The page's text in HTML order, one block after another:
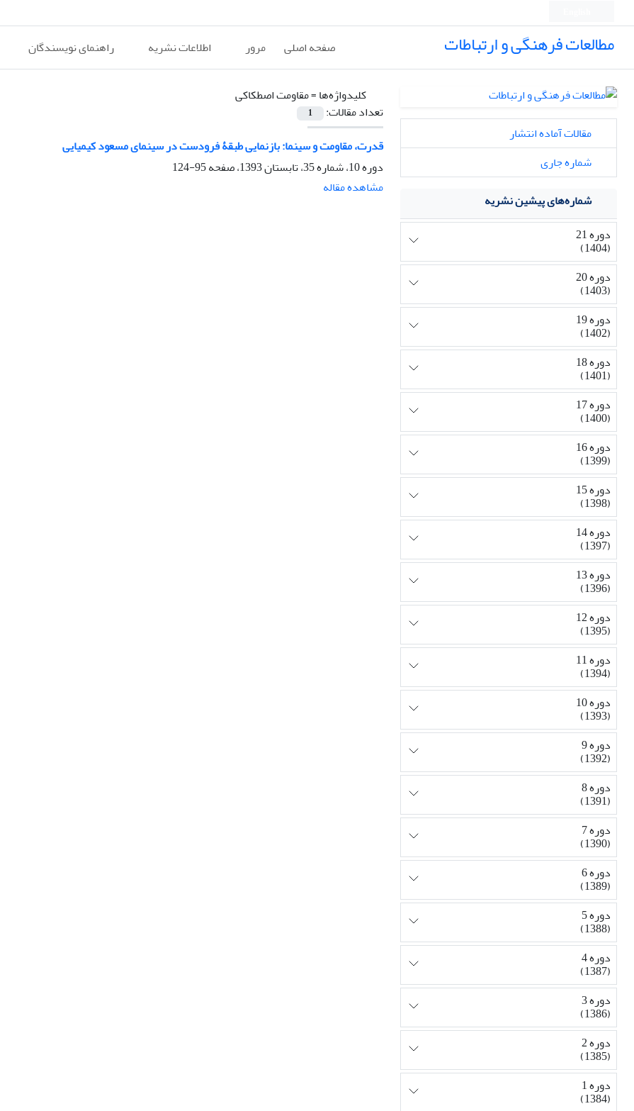
مطالعات فرهنگی و ارتباطات صفحه اصلی مرور اطلاعات نشریه راهنمای نویسندگان
کلیدواژه‌ها =مقاومت اصطکاکی
تعداد مقالات:
1
قدرت، مقاومت و سینما: بازنمایی طبقۀ فرودست در سینمای مسعود کیمیایی
دوره 10، شماره 35، تابستان 1393، صفحه
95-124
مشاهده مقاله
مقالات آماده انتشار
شماره جاری
شماره‌های پیشین نشریه
دوره 21
(1404)
دوره 20
(1403)
دوره 19
(1402)
دوره 18
(1401)
دوره 17
(1400)
دوره 16
(1399)
دوره 15
(1398)
دوره 14
(1397)
دوره 13
(1396)
دوره 12
(1395)
دوره 11
(1394)
دوره 10
(1393)
دوره 9
(1392)
دوره 8
(1391)
دوره 7
(1390)
دوره 6
(1389)
دوره 5
(1388)
دوره 4
(1387)
دوره 3
(1386)
دوره 2
(1385)
دوره 1
(1384)